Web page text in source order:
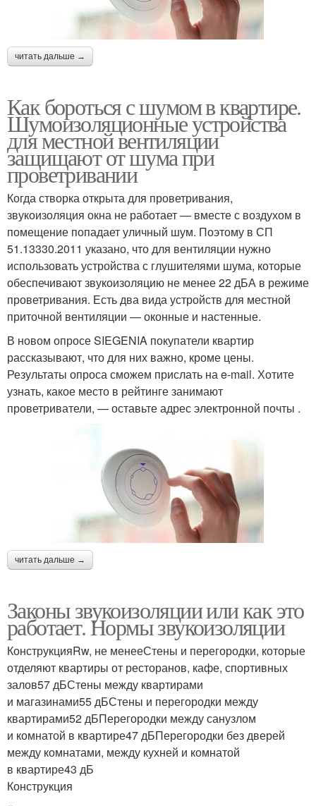
читать дальше →
Как бороться с шумом в квартире.
Шумоизоляционные устройства
для местной вентиляции
защищают от шума при
проветривании
Когда створка открыта для проветривания,
звукоизоляция окна не работает — вместе с воздухом в
помещение попадает уличный шум. Поэтому в СП
51.13330.2011 указано, что для вентиляции нужно
использовать устройства с глушителями шума, которые
обеспечивают звукоизоляцию не менее 22 дБА в режиме
проветривания. Есть два вида устройств для местной
приточной вентиляции — оконные и настенные.
В новом опросе SIEGENIA покупатели квартир
рассказывают, что для них важно, кроме цены.
Результаты опроса сможем прислать на e-mail. Хотите
узнать, какое место в рейтинге занимают
проветриватели, — оставьте адрес электронной почты .
читать дальше →
Законы звукоизоляции или как это
работает. Нормы звукоизоляции
КонструкцияRw, не менееСтены и перегородки, которые
отделяют квартиры от ресторанов, кафе, спортивных
залов57 дБСтены между квартирами
и магазинами55 дБСтены и перегородки между
квартирами52 дБПерегородки между санузлом
и комнатой в квартире47 дБПерегородки без дверей
между комнатами, между кухней и комнатой
в квартире43 дБ
Конструкция